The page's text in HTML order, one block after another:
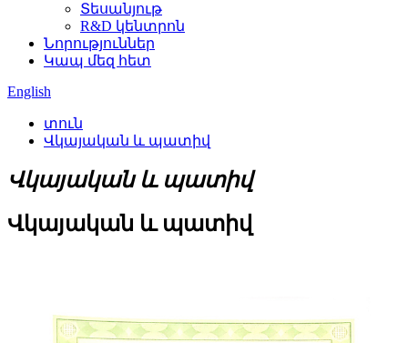
Տեսանյութ
R&D կենտրոն
Նորություններ
Կապ մեզ հետ
English
տուն
Վկայական և պատիվ
Վկայական և պատիվ
Վկայական և պատիվ